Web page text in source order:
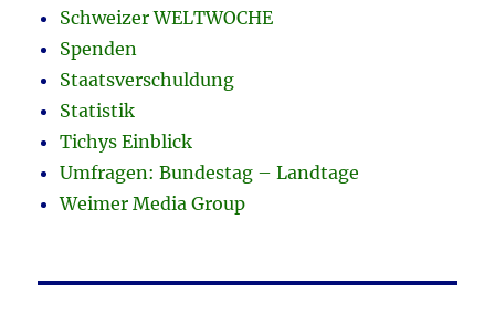
Schweizer WELTWOCHE
Spenden
Staatsverschuldung
Statistik
Tichys Einblick
Umfragen: Bundestag – Landtage
Weimer Media Group